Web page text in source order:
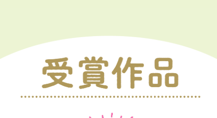
プロジェクト賛同企業・団体